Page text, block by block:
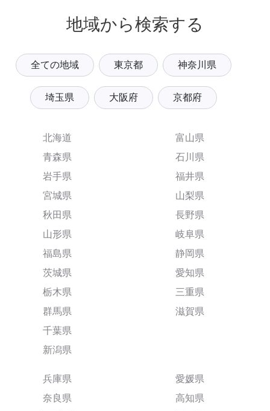
地域から検索する
全ての地域 東京都 神奈川県
埼玉県 大阪府 京都府
北海道
青森県
岩手県
宮城県
秋田県
山形県
福島県
茨城県
栃木県
群馬県
千葉県
新潟県
富山県
石川県
福井県
山梨県
長野県
岐阜県
静岡県
愛知県
三重県
滋賀県
兵庫県
奈良県
愛媛県
高知県